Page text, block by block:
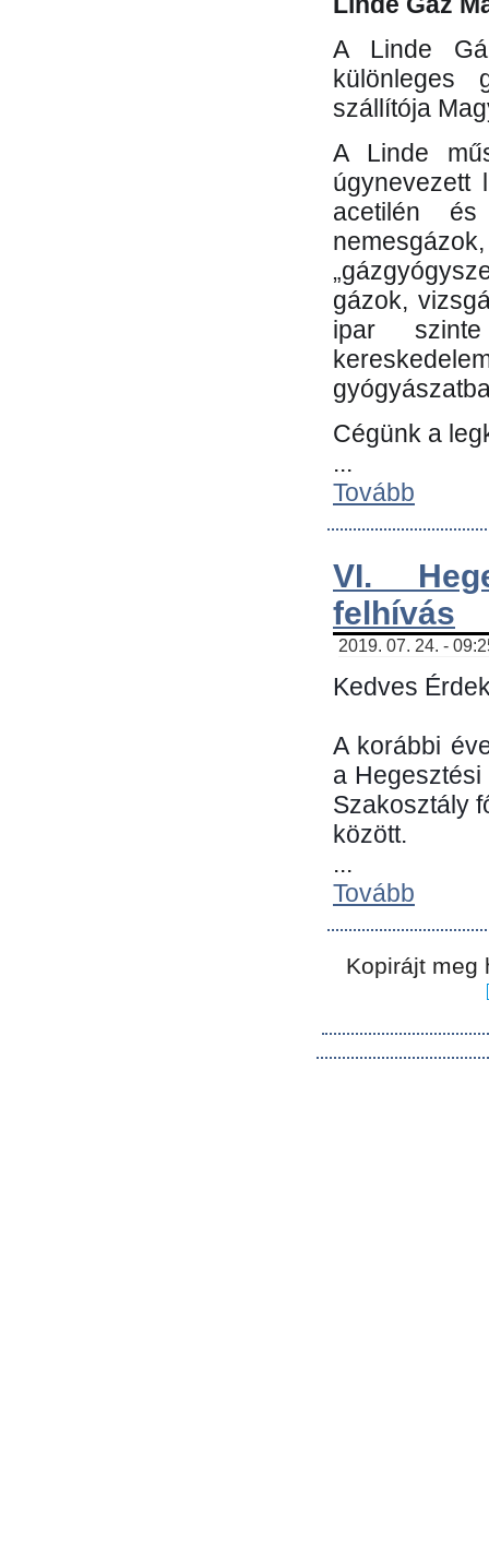
A Linde
különleges
szállítója
A Linde
úgynevezett
acetilén és
gázok,
ipar
Cégünk a
...
Tovább
VI.
felhívás
2019. 07. 24. -
Kedves
A korábbi
a
Szakosztály
között.
...
Tovább
Kopirájt meg